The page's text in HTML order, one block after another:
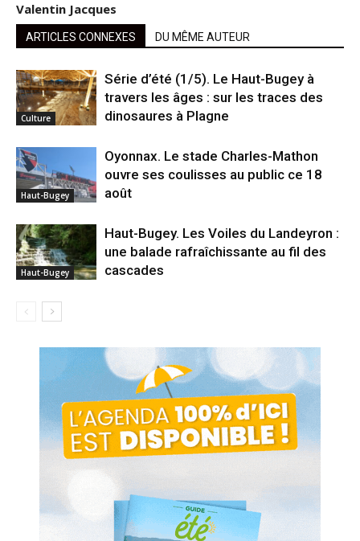
Valentin Jacques
ARTICLES CONNEXES DU MÊME AUTEUR
Culture
Série d’été (1/5). Le Haut-Bugey à
travers les âges : sur les traces des
dinosaures à Plagne
Haut-Bugey
Oyonnax. Le stade Charles-Mathon
ouvre ses coulisses au public ce 18
août
Haut-Bugey
Haut-Bugey. Les Voiles du Landeyron :
une balade rafraîchissante au fil des
cascades